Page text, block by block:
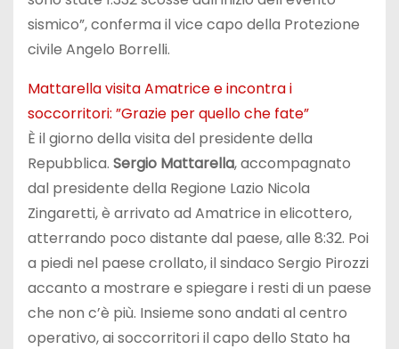
sismico”, conferma il vice capo della Protezione
civile Angelo Borrelli.
Mattarella visita Amatrice e incontra i
soccorritori: ”Grazie per quello che fate”
È il giorno della visita del presidente della
Repubblica. Sergio Mattarella, accompagnato
dal presidente della Regione Lazio Nicola
Zingaretti, è arrivato ad Amatrice in elicottero,
atterrando poco distante dal paese, alle 8:32. Poi
a piedi nel paese crollato, il sindaco Sergio Pirozzi
accanto a mostrare e spiegare i resti di un paese
che non c’è più. Insieme sono andati al centro
operativo, ai soccorritori il capo dello Stato ha